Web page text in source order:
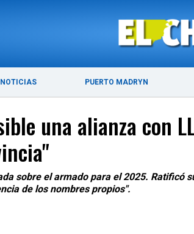
PUERTO MADRYN
una alianza con
sobre el armado para el 2025.
de los nombres propios".